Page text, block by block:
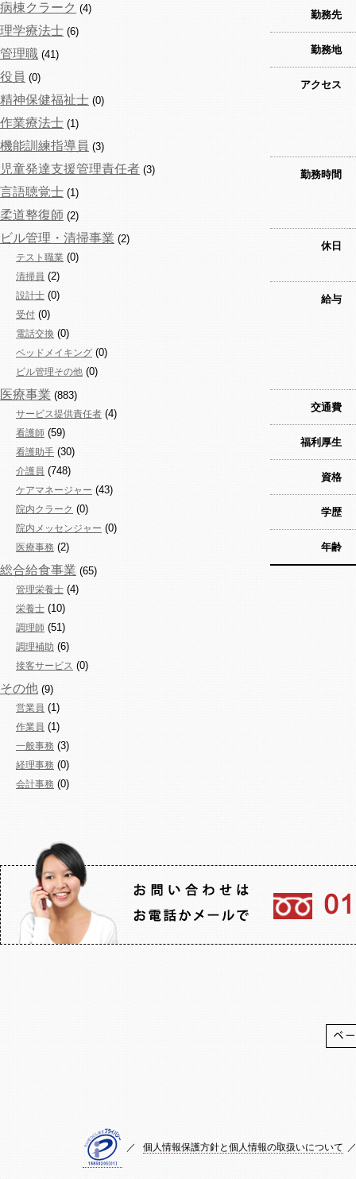
病棟クラーク (4)
理学療法士 (6)
管理職 (41)
役員 (0)
精神保健福祉士 (0)
作業療法士 (1)
機能訓練指導員 (3)
児童発達支援管理責任者 (3)
言語聴覚士 (1)
柔道整復師 (2)
ビル管理・清掃事業 (2)
テスト職業 (0)
清掃員 (2)
設計士 (0)
受付 (0)
電話交換 (0)
ベッドメイキング (0)
ビル管理その他 (0)
医療事業 (883)
サービス提供責任者 (4)
看護師 (59)
看護助手 (30)
介護員 (748)
ケアマネージャー (43)
院内クラーク (0)
院内メッセンジャー (0)
医療事務 (2)
総合給食事業 (65)
管理栄養士 (4)
栄養士 (10)
調理師 (51)
調理補助 (6)
接客サービス (0)
その他 (9)
営業員 (1)
作業員 (1)
一般事務 (3)
経理事務 (0)
会計事務 (0)
勤務先
勤務地
アクセス
勤務時間
休日
給与
交通費
福利厚生
資格
学歴
年齢
／ 個人情報保護方針と個人情報の取扱いについて ／